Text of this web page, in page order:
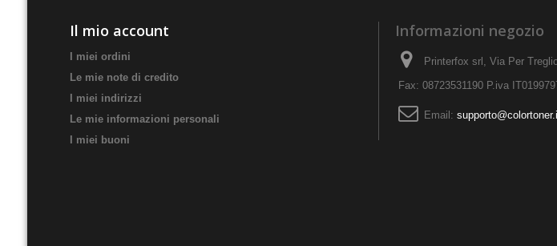
Il mio account
I miei ordini
Le mie note di credito
I miei indirizzi
Le mie informazioni personali
I miei buoni
Informazioni negozio
Printerfox srl, Via Per
Fax: 08723531190 P.iva
Email: